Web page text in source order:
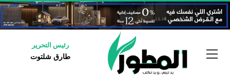
رئيس التحرير
طارق شلتوت